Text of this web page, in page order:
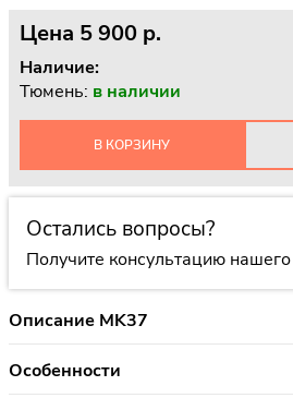
Цена 5 900 p.
Наличие:
Тюмень: в наличии
В КОРЗИНУ
Остались вопросы?
Получите консультацию
Описание MK37
Особенности